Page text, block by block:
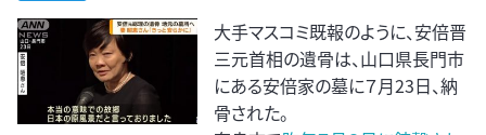
大手マスコミ既報のように、安倍晋
三元首相の遺骨は、山口県長門市
にある安倍家の墓に７月23日、納
骨された。